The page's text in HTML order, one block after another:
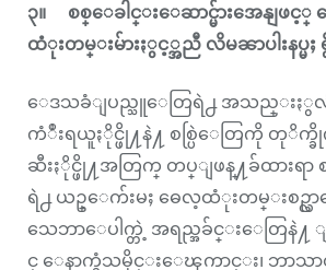
၃။ စစ္ေခါင္းေဆာင္မ်ားအေနျဖ
ထံုးတမ္းမ်ားႏွင့္အညီ လိမၼာပါးနပ္မႈ
ေဒသခံျပည္သူေတြရဲ႕ အသည္း
ကံဳးရယူႏိုင္ဖို႔နဲ႔ စစ္ပြဲေတြကို တုိက္ခို
ဆီးႏိုင္ဖို႔အတြက္ တပ္ျဖန္႔ခ်ထားရာ
ရဲ႕ ယဥ္ေက်းမႈ ဓေလ့ထံုးတမ္းစဥ္လ
သေဘာေပါက္တဲ့ အရည္အခ်င္းေတြနဲ႔
င္ ေနာက္ခံသမိုင္းေၾကာင္း၊ ဘာသ